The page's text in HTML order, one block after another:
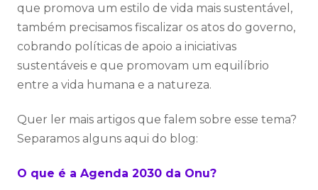
que promova um estilo de vida mais sustentável,
também precisamos fiscalizar os atos do governo,
cobrando políticas de apoio a iniciativas
sustentáveis e que promovam um equilíbrio
entre a vida humana e a natureza.
Quer ler mais artigos que falem sobre esse tema?
Separamos alguns aqui do blog:
O que é a Agenda 2030 da Onu?